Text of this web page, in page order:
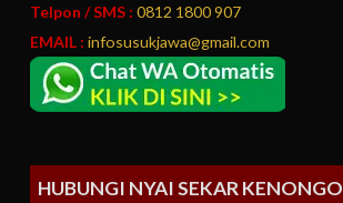
Telpon / SMS : 0812 1800 907
EMAIL : infosusukjawa@gmail.com
HUBUNGI NYAI SEKAR KENONGO